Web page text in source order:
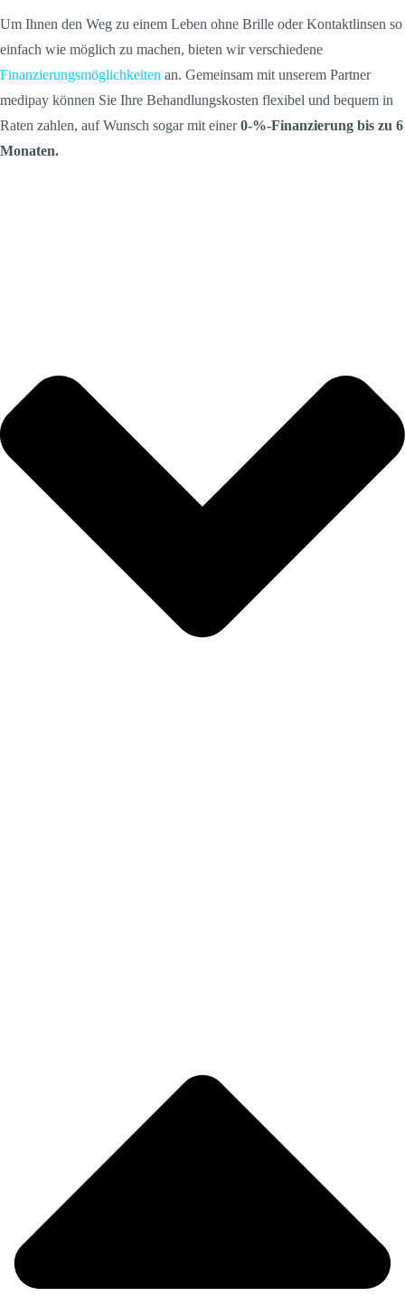
Um Ihnen den Weg zu einem Leben ohne Brille oder Kontaktlinsen so
einfach wie möglich zu machen, bieten wir verschiedene
Finanzierungsmöglichkeiten an. Gemeinsam mit unserem Partner
medipay können Sie Ihre Behandlungskosten flexibel und bequem in
Raten zahlen, auf Wunsch sogar mit einer0-%-Finanzierung bis zu 6
Monaten.